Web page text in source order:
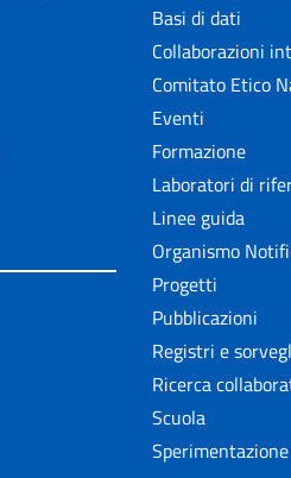
Basi di dati
Collaborazioni
Comitato Etico
Eventi
Formazione
Laboratori di
Linee guida
Organismo
Progetti
Pubblicazioni
Registri e
Ricerca
Scuola